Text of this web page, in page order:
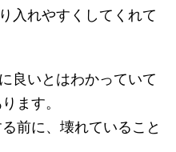
入れやすくしてくれて
良いとはわかっていて
ます。
前に、壊れていること